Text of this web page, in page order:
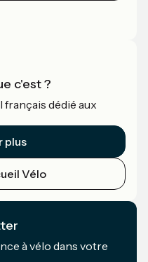
c'est ?
français dédié aux
plus
Vélo
à vélo dans votre